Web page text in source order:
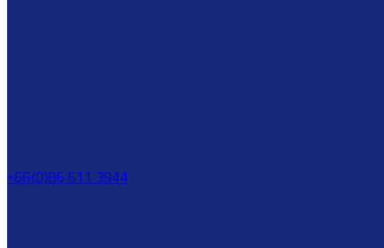
+66(0)86 611 3944